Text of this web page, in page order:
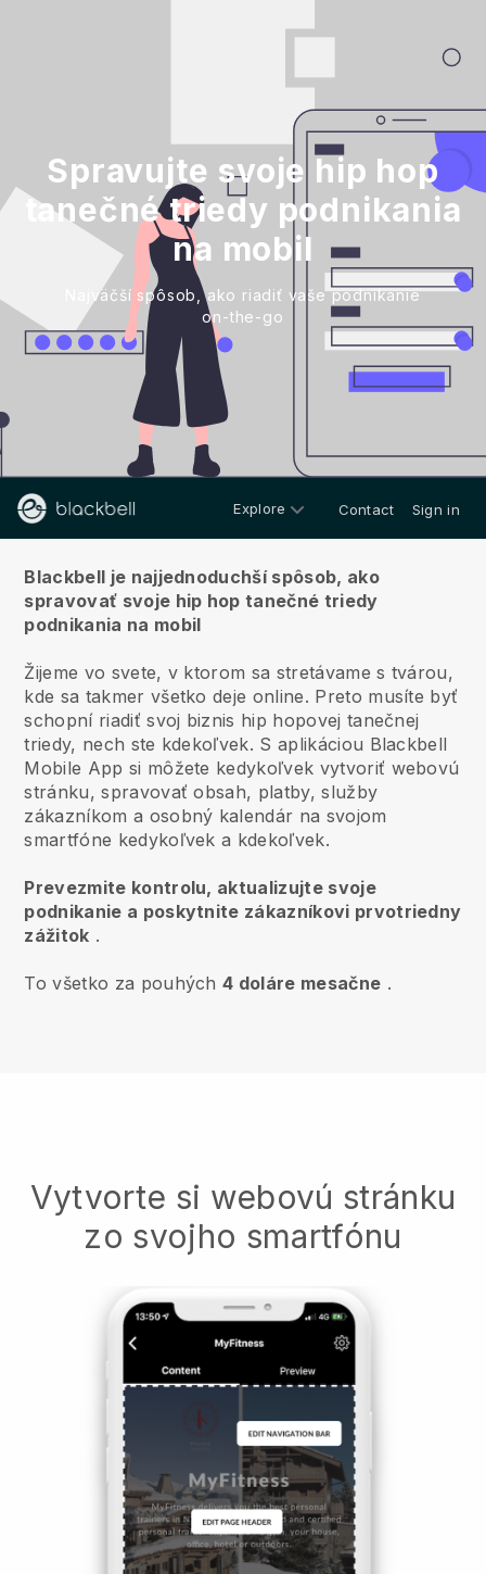
Spravujte svoje hip hop
tanečné triedy podnikania
na mobil
Najväčší spôsob, ako riadiť vaše podnikanie
on-the-go
Explore Contact Sign in
Blackbell je najjednoduchší spôsob, ako
spravovať svoje hip hop tanečné triedy
podnikania na mobil
Žijeme vo svete, v ktorom sa stretávame s tvárou,
kde sa takmer všetko deje online. Preto musíte byť
schopní riadiť svoj biznis hip hopovej tanečnej
triedy, nech ste kdekoľvek. S aplikáciou Blackbell
Mobile App si môžete kedykoľvek vytvoriť webovú
stránku, spravovať obsah, platby, služby
zákazníkom a osobný kalendár na svojom
smartfóne kedykoľvek a kdekoľvek.
Prevezmite kontrolu, aktualizujte svoje
podnikanie a poskytnite zákazníkovi prvotriedny
zážitok .
To všetko za pouhých4 doláre mesačne .
Vytvorte si webovú stránku
zo svojho smartfónu